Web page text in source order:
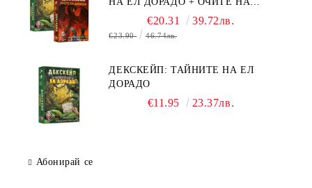
ДРАКОНА€20.31 39.72лв.
€23.90 46.74лв.
ДЕКСКЕЙП: ТАЙНИТЕ НА ЕЛ
ДОРАДО
€11.95 23.37лв.
Абонирай се